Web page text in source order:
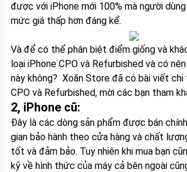
được với iPhone mới 100% mà người
mức giá thấp hơn đáng kể.
Và để có thể phân biệt điểm giống và
loại iPhone CPO và Refurbished và có
này không? Xoăn Store đã có bài viết
CPO và Refurbished, mời các bạn tham
2, iPhone cũ:
Đây là các dòng sản phẩm được bán
gian bảo hành theo cửa hàng và chất
tốt và đảm bảo. Tuy nhiên khi mua bạn
kỹ về hình thức của máy cả bên ngoài